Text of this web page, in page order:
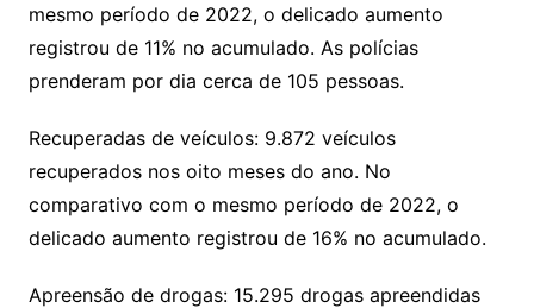
mesmo período de 2022, o delicado aumento
registrou de 11% no acumulado. As polícias
prenderam por dia cerca de 105 pessoas.
Recuperadas de veículos: 9.872 veículos
recuperados nos oito meses do ano. No
comparativo com o mesmo período de 2022, o
delicado aumento registrou de 16% no acumulado.
Apreensão de drogas: 15.295 drogas apreendidas